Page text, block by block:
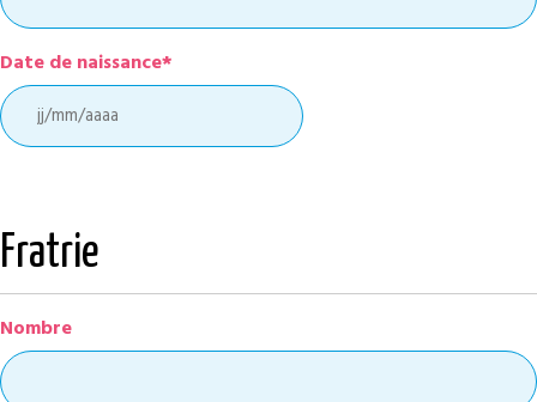
Date de naissance*
Fratrie
Nombre